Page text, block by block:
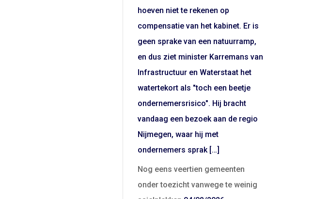
hoeven niet te rekenen op
compensatie van het kabinet. Er is
geen sprake van een natuurramp,
en dus ziet minister Karremans van
Infrastructuur en Waterstaat het
watertekort als "toch een beetje
ondernemersrisico". Hij bracht
vandaag een bezoek aan de regio
Nijmegen, waar hij met
ondernemers sprak […]
Nog eens veertien gemeenten
onder toezicht vanwege te weinig